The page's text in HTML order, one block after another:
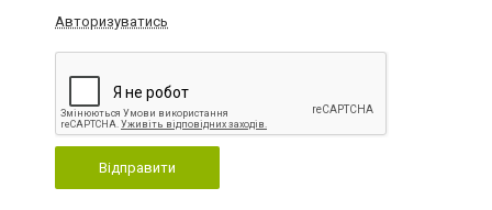
Авторизуватись
Відправити